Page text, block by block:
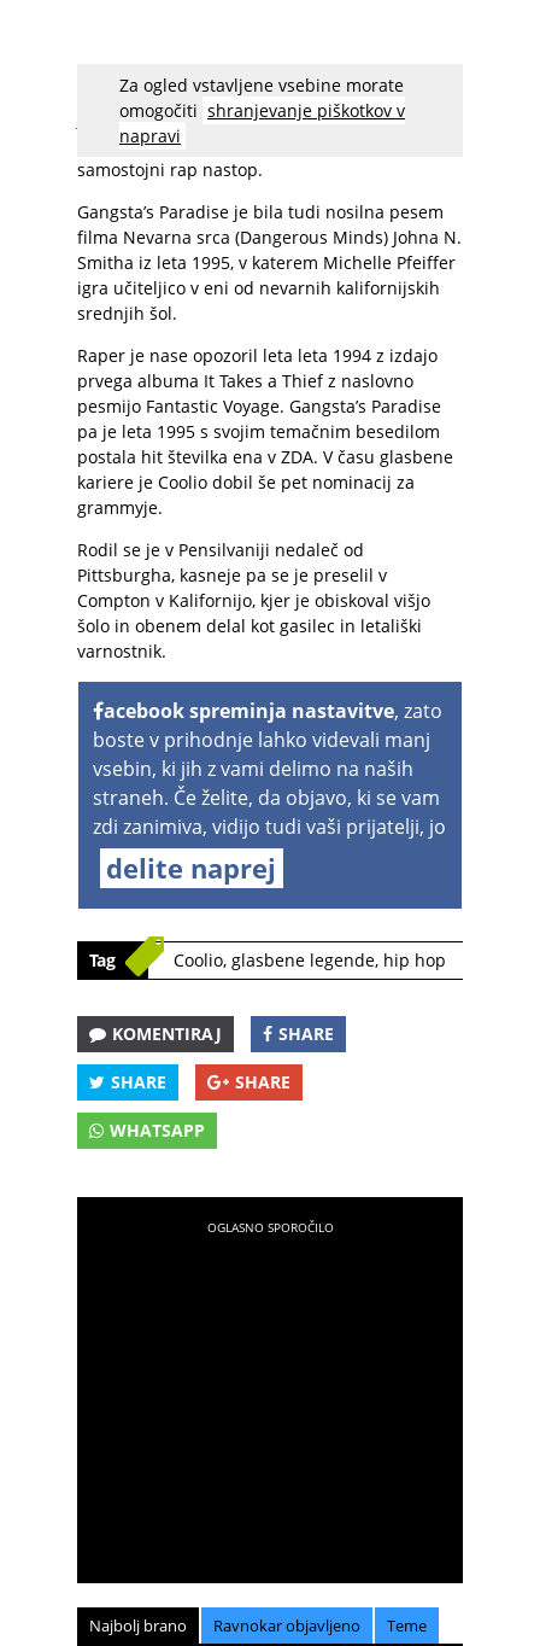
Za ogled vstavljene vsebine morate
omogočiti shranjevanje piškotkov v
napravi
Coolio s pravim imenom Artis Leon Ivey mlajši
je s pesmijo Gangsta’s Paradise leta 1995
osvojil glasbeno nagrado grammy za najboljši
samostojni rap nastop.
Gangsta’s Paradise je bila tudi nosilna pesem
filma Nevarna srca (Dangerous Minds) Johna N.
Smitha iz leta 1995, v katerem Michelle Pfeiffer
igra učiteljico v eni od nevarnih kalifornijskih
srednjih šol.
Raper je nase opozoril leta leta 1994 z izdajo
prvega albuma It Takes a Thief z naslovno
pesmijo Fantastic Voyage. Gangsta’s Paradise
pa je leta 1995 s svojim temačnim besedilom
postala hit številka ena v ZDA. V času glasbene
kariere je Coolio dobil še pet nominacij za
grammyje.
Rodil se je v Pensilvaniji nedaleč od
Pittsburgha, kasneje pa se je preselil v
Compton v Kalifornijo, kjer je obiskoval višjo
šolo in obenem delal kot gasilec in letališki
varnostnik.
acebook spreminja nastavitve, zato
boste v prihodnje lahko videvali manj
vsebin, ki jih z vami delimo na naših
straneh. Če želite, da objavo, ki se vam
zdi zanimiva, vidijo tudi vaši prijatelji, jo
delite naprej
Tag Coolio, glasbene legende, hip hop
KOMENTIRAJ SHARE
SHARE SHARE
WHATSAPP
Najbolj brano Ravnokar objavljeno Teme